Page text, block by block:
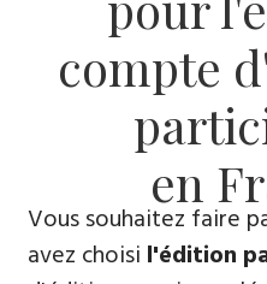
compte
en
Vous souhaitez faire
avez choisi l'édition